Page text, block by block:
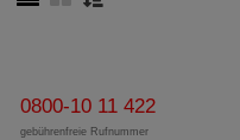
0800-10 11 422
gebührenfreie Rufnummer